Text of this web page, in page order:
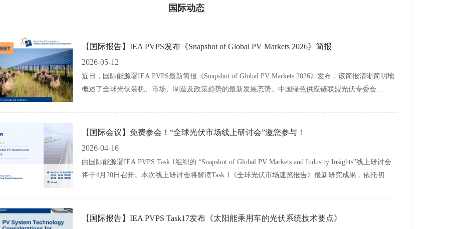
国际动态
【国际报告】IEA PVPS发布《Snapshot of Global PV Markets 2026》简报
2026-05-12
近日，国际能源署IEA PVPS最新简报《Snapshot of Global PV Markets 2026》发布，该简报清晰简明地
概述了全球光伏装机、市场、制造及政策趋势的最新发展态势。中国绿色供应链联盟光伏专委会
【国际会议】免费参会！“全球光伏市场线上研讨会”邀您参与！
2026-04-16
由国际能源署IEA PVPS Task 1组织的 “Snapshot of Global PV Markets and Industry Insights”线上研讨会
将于4月20日召开。本次线上研讨会将解读Task 1《全球光伏市场速览报告》最新研究成果，依托初步
【国际报告】IEA PVPS Task17发布《太阳能乘用车的光伏系统技术要点》